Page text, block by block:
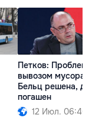
Петков:
вывозом мусора
Бельц решена,
погашен
12 Июл. 06:40